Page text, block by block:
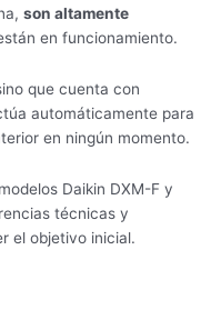
son altamente
en funcionamiento.
que cuenta con
automáticamente para
en ningún momento.
Daikin DXM-F y
técnicas y
el objetivo inicial.